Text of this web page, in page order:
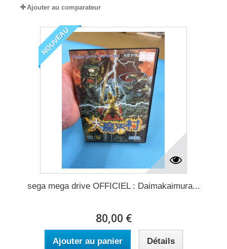
Ajouter au comparateur
NOUVEAU
sega mega drive OFFICIEL : Daimakaimura...
80,00 €
Ajouter au panier Détails